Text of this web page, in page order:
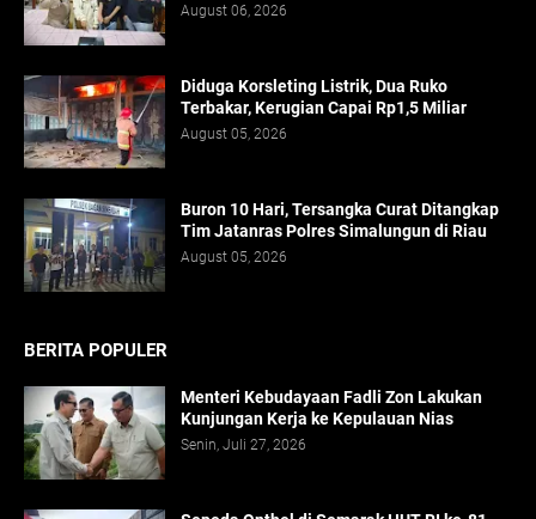
August 06, 2026
Diduga Korsleting Listrik, Dua Ruko
Terbakar, Kerugian Capai Rp1,5 Miliar
August 05, 2026
Buron 10 Hari, Tersangka Curat Ditangkap
Tim Jatanras Polres Simalungun di Riau
August 05, 2026
BERITA POPULER
Menteri Kebudayaan Fadli Zon Lakukan
Kunjungan Kerja ke Kepulauan Nias
Senin, Juli 27, 2026